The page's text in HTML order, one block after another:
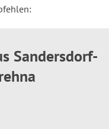
Sandersdorf-